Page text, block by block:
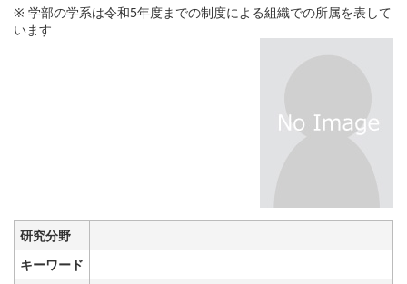
※ 学部の学系は令和5年度までの制度による組織での所属を表して
います
研究分野
キーワード